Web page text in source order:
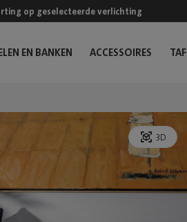
op geselecteerde verlichting
EN BANKEN ACCESSOIRES
3D